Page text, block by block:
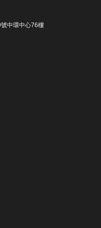
中環中心76樓